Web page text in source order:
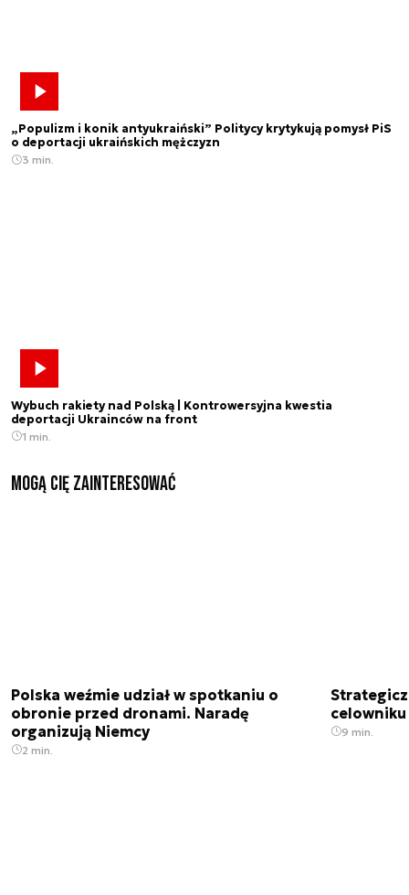
„Populizm i konik antyukraiński” Politycy krytykują pomysł PiS
o deportacji ukraińskich mężczyzn
3 min.
Wybuch rakiety nad Polską | Kontrowersyjna kwestia
deportacji Ukrainców na front
1 min.
Mogą Cię zainteresować
Polska weźmie udział w spotkaniu o
obronie przed dronami. Naradę
organizują Niemcy
2 min.
9 min.